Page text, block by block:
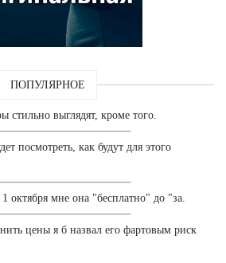
ПОПУЛЯРНОЕ
стильно выглядят, кроме того.
посмотреть, как будут для этого
октября мне она "бесплатно" до "за.
цены я б назвал его фартовым риск